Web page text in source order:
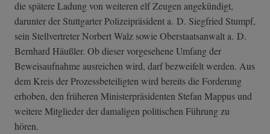
die spätere Ladung von weiteren elf Zeugen angekündigt,
darunter der Stuttgarter Polizeipräsident a. D. Siegfried Stumpf,
sein Stellvertreter Norbert Walz sowie Oberstaatsanwalt a. D.
Bernhard Häußler. Ob dieser vorgesehene Umfang der
Beweisaufnahme ausreichen wird, darf bezweifelt werden. Aus
dem Kreis der Prozessbeteiligten wird bereits die Forderung
erhoben, den früheren Ministerpräsidenten Stefan Mappus und
weitere Mitglieder der damaligen politischen Führung zu
hören.